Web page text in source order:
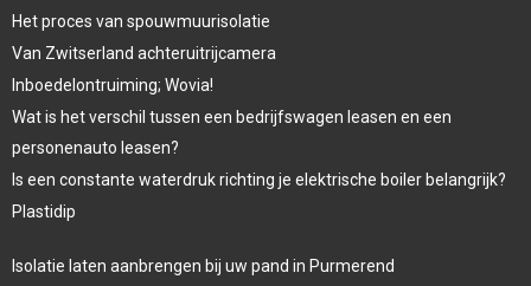
Het proces van spouwmuurisolatie
Van Zwitserland achteruitrijcamera
Inboedelontruiming; Wovia!
Wat is het verschil tussen een bedrijfswagen leasen en een
personenauto leasen?
Is een constante waterdruk richting je elektrische boiler belangrijk?
Plastidip
Isolatie laten aanbrengen bij uw pand in Purmerend